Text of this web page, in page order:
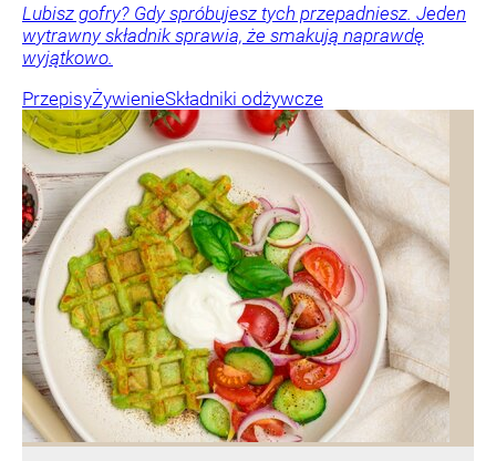
Lubisz gofry? Gdy spróbujesz tych przepadniesz. Jeden
wytrawny składnik sprawia, że smakują naprawdę
wyjątkowo.
PrzepisyŻywienieSkładniki odżywcze